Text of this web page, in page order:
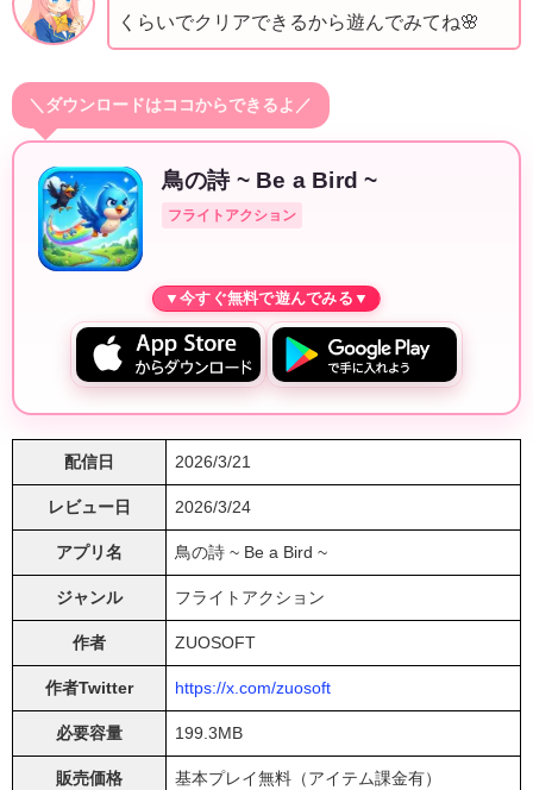
くらいでクリアできるから遊んでみてね🌸
＼ダウンロードはココからできるよ／
鳥の詩 ~ Be a Bird ~
フライトアクション
配信日 2026/3/21
レビュー日 2026/3/24
アプリ名 鳥の詩 ~ Be a Bird ~
ジャンル フライトアクション
作者 ZUOSOFT
作者Twitter https://x.com/zuosoft
必要容量 199.3MB
販売価格 基本プレイ無料（アイテム課金有）